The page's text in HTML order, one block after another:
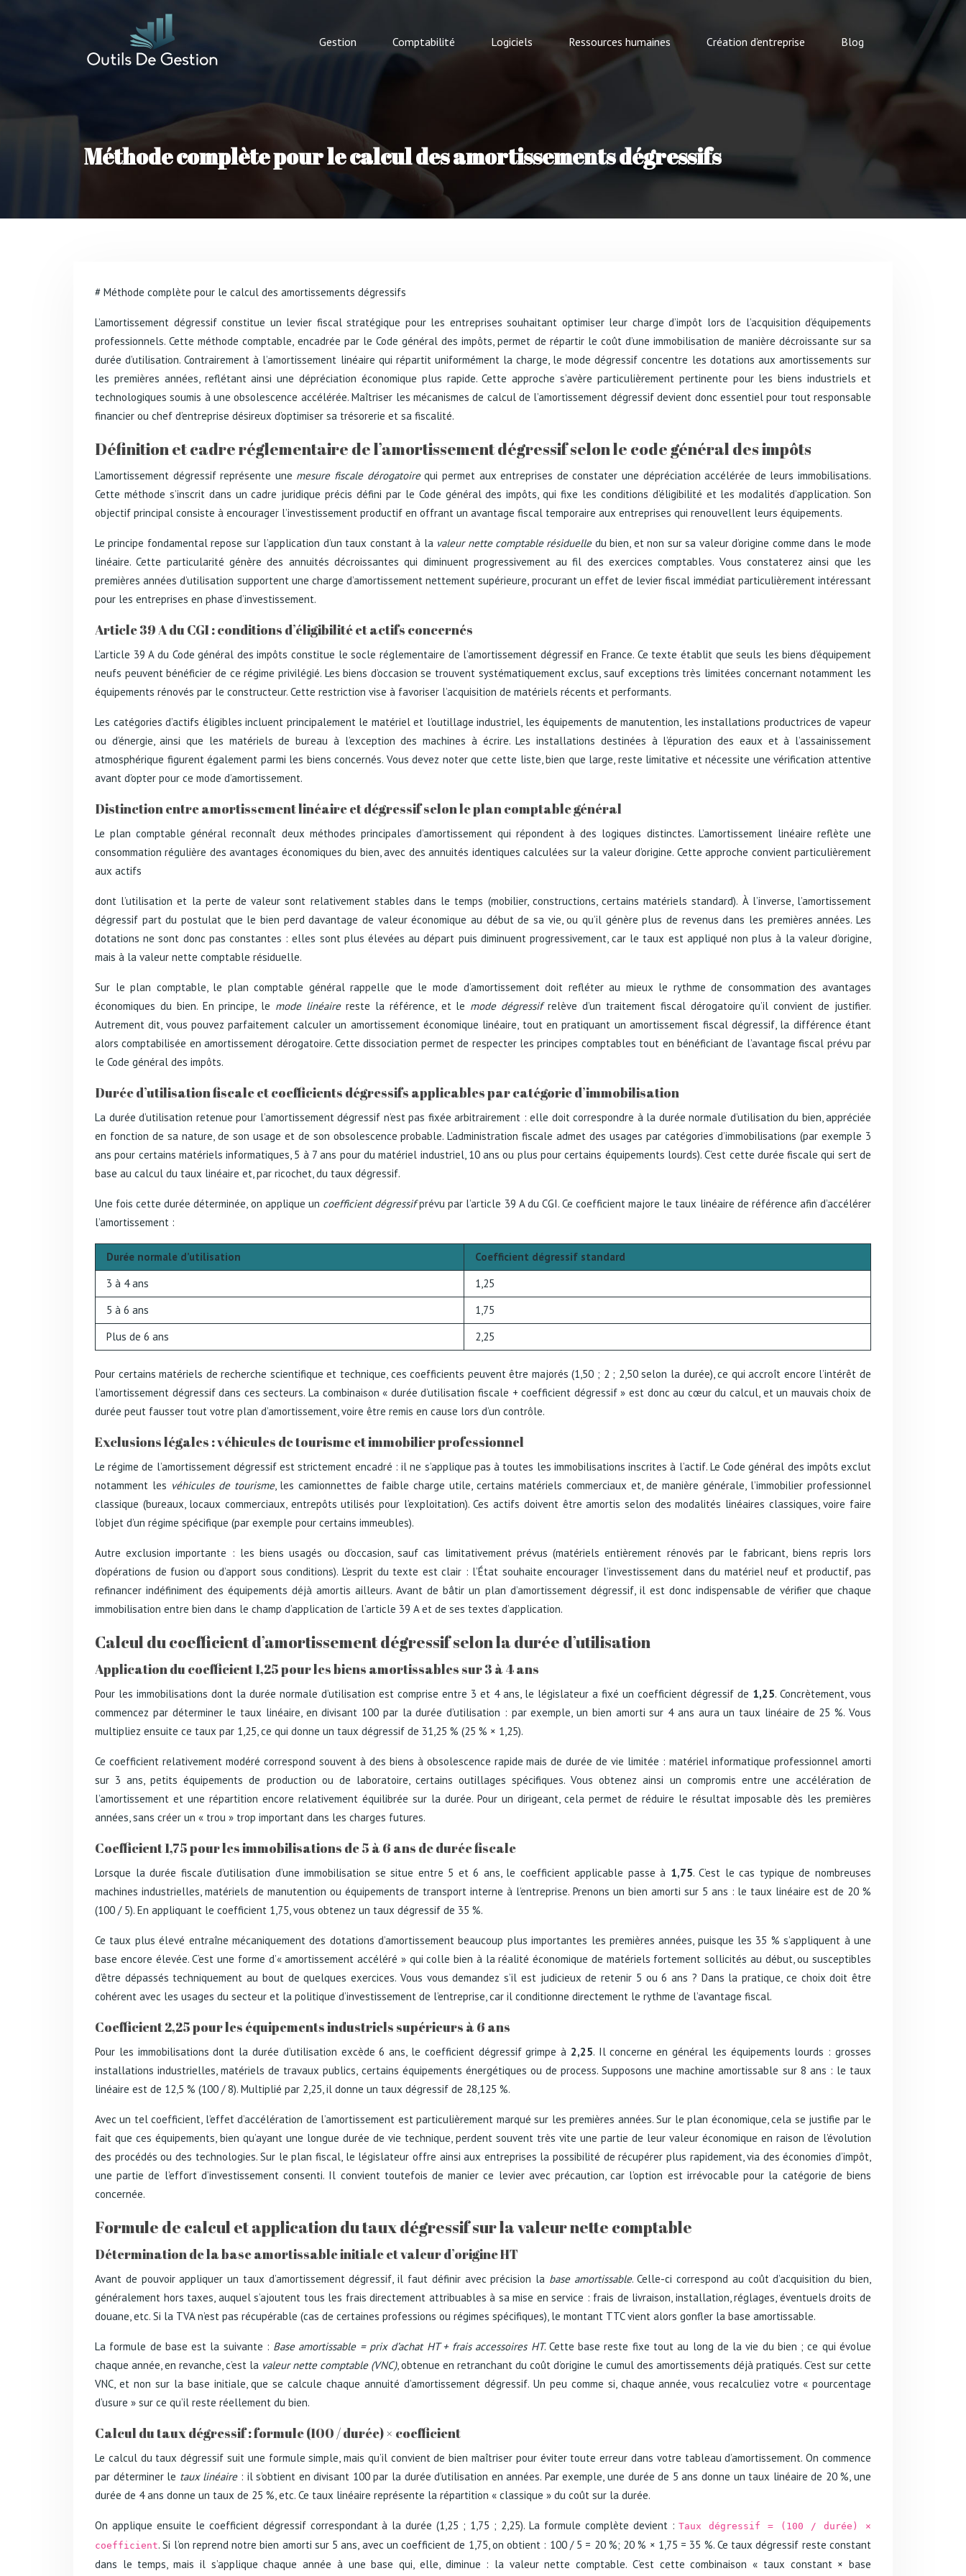
Gestion Comptabilité Logiciels Ressources humaines Création d’entreprise Blog
Méthode complète pour le calcul des amortissements dégressifs
# Méthode complète pour le calcul des amortissements dégressifs
L’amortissement dégressif constitue un levier fiscal stratégique pour les entreprises souhaitant optimiser leur charge d’impôt lors de l’acquisition d’équipements
professionnels. Cette méthode comptable, encadrée par le Code général des impôts, permet de répartir le coût d’une immobilisation de manière décroissante sur sa
durée d’utilisation. Contrairement à l’amortissement linéaire qui répartit uniformément la charge, le mode dégressif concentre les dotations aux amortissements sur
les premières années, reflétant ainsi une dépréciation économique plus rapide. Cette approche s’avère particulièrement pertinente pour les biens industriels et
technologiques soumis à une obsolescence accélérée. Maîtriser les mécanismes de calcul de l’amortissement dégressif devient donc essentiel pour tout responsable
financier ou chef d’entreprise désireux d’optimiser sa trésorerie et sa fiscalité.
Définition et cadre réglementaire de l’amortissement dégressif selon le code général des impôts
L’amortissement dégressif représente une mesure fiscale dérogatoirequi permet aux entreprises de constater une dépréciation accélérée de leurs immobilisations.
Cette méthode s’inscrit dans un cadre juridique précis défini par le Code général des impôts, qui fixe les conditions d’éligibilité et les modalités d’application. Son
objectif principal consiste à encourager l’investissement productif en offrant un avantage fiscal temporaire aux entreprises qui renouvellent leurs équipements.
Le principe fondamental repose sur l’application d’un taux constant à la valeur nette comptable résiduelledu bien, et non sur sa valeur d’origine comme dans le mode
linéaire. Cette particularité génère des annuités décroissantes qui diminuent progressivement au fil des exercices comptables. Vous constaterez ainsi que les
premières années d’utilisation supportent une charge d’amortissement nettement supérieure, procurant un effet de levier fiscal immédiat particulièrement intéressant
pour les entreprises en phase d’investissement.
Article 39 A du CGI : conditions d’éligibilité et actifs concernés
L’article 39 A du Code général des impôts constitue le socle réglementaire de l’amortissement dégressif en France. Ce texte établit que seuls les biens d’équipement
neufs peuvent bénéficier de ce régime privilégié. Les biens d’occasion se trouvent systématiquement exclus, sauf exceptions très limitées concernant notamment les
équipements rénovés par le constructeur. Cette restriction vise à favoriser l’acquisition de matériels récents et performants.
Les catégories d’actifs éligibles incluent principalement le matériel et l’outillage industriel, les équipements de manutention, les installations productrices de vapeur
ou d’énergie, ainsi que les matériels de bureau à l’exception des machines à écrire. Les installations destinées à l’épuration des eaux et à l’assainissement
atmosphérique figurent également parmi les biens concernés. Vous devez noter que cette liste, bien que large, reste limitative et nécessite une vérification attentive
avant d’opter pour ce mode d’amortissement.
Distinction entre amortissement linéaire et dégressif selon le plan comptable général
Le plan comptable général reconnaît deux méthodes principales d’amortissement qui répondent à des logiques distinctes. L’amortissement linéaire reflète une
consommation régulière des avantages économiques du bien, avec des annuités identiques calculées sur la valeur d’origine. Cette approche convient particulièrement
aux actifs
dont l’utilisation et la perte de valeur sont relativement stables dans le temps (mobilier, constructions, certains matériels standard). À l’inverse, l’amortissement
dégressif part du postulat que le bien perd davantage de valeur économique au début de sa vie, ou qu’il génère plus de revenus dans les premières années. Les
dotations ne sont donc pas constantes : elles sont plus élevées au départ puis diminuent progressivement, car le taux est appliqué non plus à la valeur d’origine,
mais à la valeur nette comptable résiduelle.
Sur le plan comptable, le plan comptable général rappelle que le mode d’amortissement doit refléter au mieux le rythme de consommation des avantages
économiques du bien. En principe, le mode linéairereste la référence, et le mode dégressifrelève d’un traitement fiscal dérogatoire qu’il convient de justifier.
Autrement dit, vous pouvez parfaitement calculer un amortissement économique linéaire, tout en pratiquant un amortissement fiscal dégressif, la différence étant
alors comptabilisée en amortissement dérogatoire. Cette dissociation permet de respecter les principes comptables tout en bénéficiant de l’avantage fiscal prévu par
le Code général des impôts.
Durée d’utilisation fiscale et coefficients dégressifs applicables par catégorie d’immobilisation
La durée d’utilisation retenue pour l’amortissement dégressif n’est pas fixée arbitrairement : elle doit correspondre à la durée normale d’utilisation du bien, appréciée
en fonction de sa nature, de son usage et de son obsolescence probable. L’administration fiscale admet des usages par catégories d’immobilisations (par exemple 3
ans pour certains matériels informatiques, 5 à 7 ans pour du matériel industriel, 10 ans ou plus pour certains équipements lourds). C’est cette durée fiscale qui sert de
base au calcul du taux linéaire et, par ricochet, du taux dégressif.
Une fois cette durée déterminée, on applique un coefficient dégressifprévu par l’article 39 A du CGI. Ce coefficient majore le taux linéaire de référence afin d’accélérer
l’amortissement :
Durée normale d’utilisation
Coefficient dégressif standard
3 à 4 ans
1,25
5 à 6 ans
1,75
Plus de 6 ans
2,25
Pour certains matériels de recherche scientifique et technique, ces coefficients peuvent être majorés (1,50 ; 2 ; 2,50 selon la durée), ce qui accroît encore l’intérêt de
l’amortissement dégressif dans ces secteurs. La combinaison « durée d’utilisation fiscale + coefficient dégressif » est donc au cœur du calcul, et un mauvais choix de
durée peut fausser tout votre plan d’amortissement, voire être remis en cause lors d’un contrôle.
Exclusions légales : véhicules de tourisme et immobilier professionnel
Le régime de l’amortissement dégressif est strictement encadré : il ne s’applique pas à toutes les immobilisations inscrites à l’actif. Le Code général des impôts exclut
notamment les véhicules de tourisme, les camionnettes de faible charge utile, certains matériels commerciaux et, de manière générale, l’immobilier professionnel
classique (bureaux, locaux commerciaux, entrepôts utilisés pour l’exploitation). Ces actifs doivent être amortis selon des modalités linéaires classiques, voire faire
l’objet d’un régime spécifique (par exemple pour certains immeubles).
Autre exclusion importante : les biens usagés ou d’occasion, sauf cas limitativement prévus (matériels entièrement rénovés par le fabricant, biens repris lors
d’opérations de fusion ou d’apport sous conditions). L’esprit du texte est clair : l’État souhaite encourager l’investissement dans du matériel neuf et productif, pas
refinancer indéfiniment des équipements déjà amortis ailleurs. Avant de bâtir un plan d’amortissement dégressif, il est donc indispensable de vérifier que chaque
immobilisation entre bien dans le champ d’application de l’article 39 A et de ses textes d’application.
Calcul du coefficient d’amortissement dégressif selon la durée d’utilisation
Application du coefficient 1,25 pour les biens amortissables sur 3 à 4 ans
Pour les immobilisations dont la durée normale d’utilisation est comprise entre 3 et 4 ans, le législateur a fixé un coefficient dégressif de 1,25. Concrètement, vous
commencez par déterminer le taux linéaire, en divisant 100 par la durée d’utilisation : par exemple, un bien amorti sur 4 ans aura un taux linéaire de 25 %. Vous
multipliez ensuite ce taux par 1,25, ce qui donne un taux dégressif de 31,25 % (25 % × 1,25).
Ce coefficient relativement modéré correspond souvent à des biens à obsolescence rapide mais de durée de vie limitée : matériel informatique professionnel amorti
sur 3 ans, petits équipements de production ou de laboratoire, certains outillages spécifiques. Vous obtenez ainsi un compromis entre une accélération de
l’amortissement et une répartition encore relativement équilibrée sur la durée. Pour un dirigeant, cela permet de réduire le résultat imposable dès les premières
années, sans créer un « trou » trop important dans les charges futures.
Coefficient 1,75 pour les immobilisations de 5 à 6 ans de durée fiscale
Lorsque la durée fiscale d’utilisation d’une immobilisation se situe entre 5 et 6 ans, le coefficient applicable passe à 1,75. C’est le cas typique de nombreuses
machines industrielles, matériels de manutention ou équipements de transport interne à l’entreprise. Prenons un bien amorti sur 5 ans : le taux linéaire est de 20 %
(100 / 5). En appliquant le coefficient 1,75, vous obtenez un taux dégressif de 35 %.
Ce taux plus élevé entraîne mécaniquement des dotations d’amortissement beaucoup plus importantes les premières années, puisque les 35 % s’appliquent à une
base encore élevée. C’est une forme d’« amortissement accéléré » qui colle bien à la réalité économique de matériels fortement sollicités au début, ou susceptibles
d’être dépassés techniquement au bout de quelques exercices. Vous vous demandez s’il est judicieux de retenir 5 ou 6 ans ? Dans la pratique, ce choix doit être
cohérent avec les usages du secteur et la politique d’investissement de l’entreprise, car il conditionne directement le rythme de l’avantage fiscal.
Coefficient 2,25 pour les équipements industriels supérieurs à 6 ans
Pour les immobilisations dont la durée d’utilisation excède 6 ans, le coefficient dégressif grimpe à 2,25. Il concerne en général les équipements lourds : grosses
installations industrielles, matériels de travaux publics, certains équipements énergétiques ou de process. Supposons une machine amortissable sur 8 ans : le taux
linéaire est de 12,5 % (100 / 8). Multiplié par 2,25, il donne un taux dégressif de 28,125 %.
Avec un tel coefficient, l’effet d’accélération de l’amortissement est particulièrement marqué sur les premières années. Sur le plan économique, cela se justifie par le
fait que ces équipements, bien qu’ayant une longue durée de vie technique, perdent souvent très vite une partie de leur valeur économique en raison de l’évolution
des procédés ou des technologies. Sur le plan fiscal, le législateur offre ainsi aux entreprises la possibilité de récupérer plus rapidement, via des économies d’impôt,
une partie de l’effort d’investissement consenti. Il convient toutefois de manier ce levier avec précaution, car l’option est irrévocable pour la catégorie de biens
concernée.
Formule de calcul et application du taux dégressif sur la valeur nette comptable
Détermination de la base amortissable initiale et valeur d’origine HT
Avant de pouvoir appliquer un taux d’amortissement dégressif, il faut définir avec précision la base amortissable. Celle-ci correspond au coût d’acquisition du bien,
généralement hors taxes, auquel s’ajoutent tous les frais directement attribuables à sa mise en service : frais de livraison, installation, réglages, éventuels droits de
douane, etc. Si la TVA n’est pas récupérable (cas de certaines professions ou régimes spécifiques), le montant TTC vient alors gonfler la base amortissable.
La formule de base est la suivante : Base amortissable = prix d’achat HT + frais accessoires HT. Cette base reste fixe tout au long de la vie du bien ; ce qui évolue
chaque année, en revanche, c’est la valeur nette comptable (VNC), obtenue en retranchant du coût d’origine le cumul des amortissements déjà pratiqués. C’est sur cette
VNC, et non sur la base initiale, que se calcule chaque annuité d’amortissement dégressif. Un peu comme si, chaque année, vous recalculiez votre « pourcentage
d’usure » sur ce qu’il reste réellement du bien.
Calcul du taux dégressif : formule (100 / durée) × coefficient
Le calcul du taux dégressif suit une formule simple, mais qu’il convient de bien maîtriser pour éviter toute erreur dans votre tableau d’amortissement. On commence
par déterminer le taux linéaire: il s’obtient en divisant 100 par la durée d’utilisation en années. Par exemple, une durée de 5 ans donne un taux linéaire de 20 %, une
durée de 4 ans donne un taux de 25 %, etc. Ce taux linéaire représente la répartition « classique » du coût sur la durée.
On applique ensuite le coefficient dégressif correspondant à la durée (1,25 ; 1,75 ; 2,25). La formule complète devient :Taux dégressif = (100 / durée) ×
coefficient. Si l’on reprend notre bien amorti sur 5 ans, avec un coefficient de 1,75, on obtient : 100 / 5 = 20 %; 20 % × 1,75 = 35 %. Ce taux dégressif reste constant
dans le temps, mais il s’applique chaque année à une base qui, elle, diminue : la valeur nette comptable. C’est cette combinaison « taux constant × base